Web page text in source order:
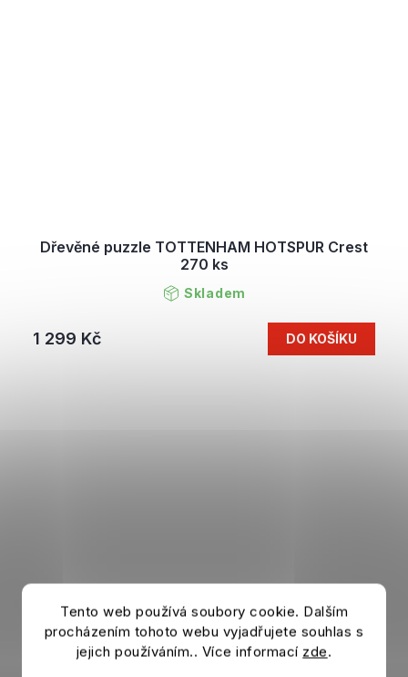
Tento web používá soubory cookie. Dalším
procházením tohoto webu vyjadřujete souhlas s
jejich používáním.. Více informací zde.
Dřevěné puzzle TOTTENHAM HOTSPUR Crest
270 ks
Skladem
1 299 Kč DO KOŠÍKU